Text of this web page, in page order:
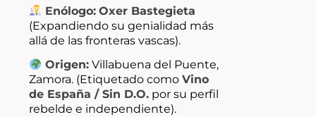
Enólogo: Oxer Bastegieta
(Expandiendo su genialidad más
allá de las fronteras vascas).
Origen:Villabuena del Puente,
Zamora. (Etiquetado como Vino
de España / Sin D.O.por su perfil
rebelde e independiente).